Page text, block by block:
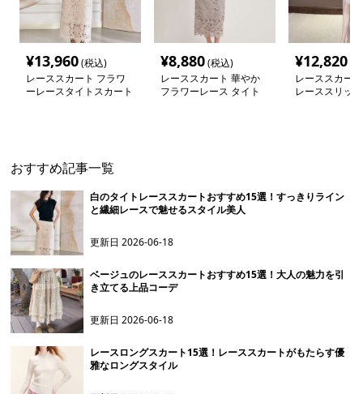
¥13,960(税込)
レーススカート フラワ
ーレースタイトスカート
¥8,880(税込)
レーススカート 華やか
フラワーレース タイト
¥12,820
レーススカー
レーススリッ
おすすめ記事一覧
白のタイトレーススカートおすすめ15選！すっきりライン
と繊細レースで魅せるスタイル美人
更新日2026-06-18
ベージュのレーススカートおすすめ15選！大人の魅力を引
き立てる上品コーデ
更新日2026-06-18
レースロングスカート15選！レーススカートがもたらす優
雅なロングスタイル